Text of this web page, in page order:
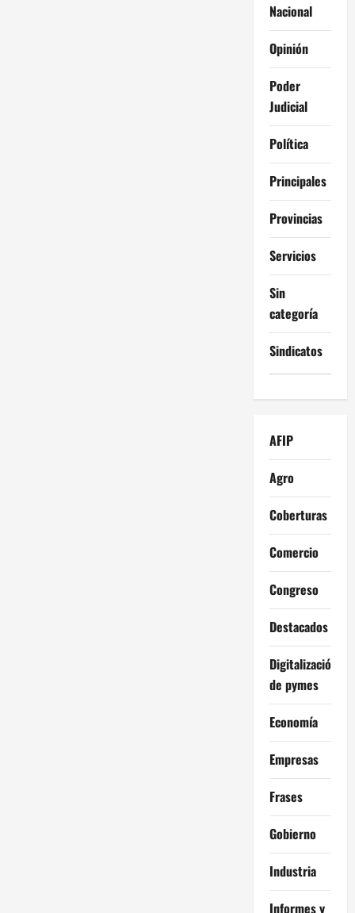
Nacional
Opinión
Poder
Judicial
Política
Principales
Provincias
Servicios
Sin
categoría
Sindicatos
AFIP
Agro
Coberturas
Comercio
Congreso
Destacados
Digitalización
de pymes
Economía
Empresas
Frases
Gobierno
Industria
Informes y